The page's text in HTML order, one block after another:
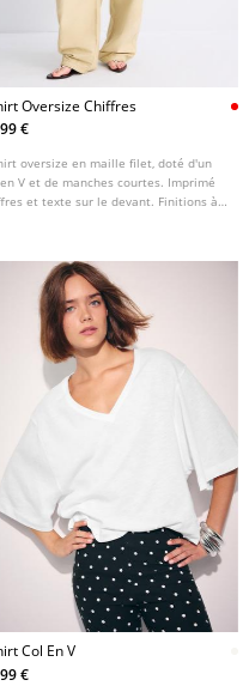
Oversize Chiffres
€
oversize en maille filet, doté d'un
V et de manches courtes. Imprimé
et texte sur le devant. Finitions à
Col En V
€